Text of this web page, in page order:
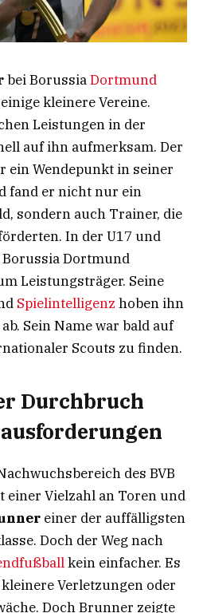
bei BorussiaDortmund
kleinere Vereine.
Leistungen in der
auf ihn aufmerksam. Der
ein Wendepunkt in seiner
fand er nicht nur ein
sondern auch Trainer, die
In der U17 und
Dortmund
Leistungsträger. Seine
Spielintelligenz hoben ihn
Sein Name war bald auf
Scouts zu finden.
Durchbruch
des BVB
einer Vielzahl an Toren und
einer der auffälligsten
Doch der Weg nach
kein einfacher. Es
Verletzungen oder
Doch Brunner zeigte